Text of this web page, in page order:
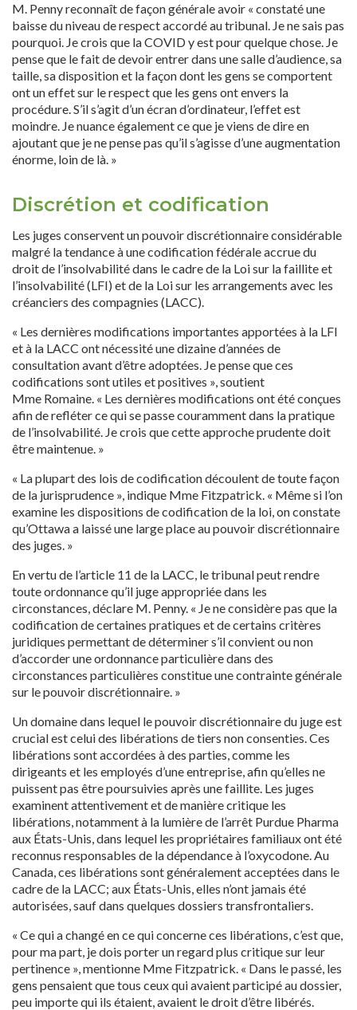
M. Penny reconnaît de façon générale avoir « constaté une
baisse du niveau de respect accordé au tribunal. Je ne sais pas
pourquoi. Je crois que la COVID y est pour quelque chose. Je
pense que le fait de devoir entrer dans une salle d’audience, sa
taille, sa disposition et la façon dont les gens se comportent
ont un effet sur le respect que les gens ont envers la
procédure. S’il s’agit d’un écran d’ordinateur, l’effet est
moindre. Je nuance également ce que je viens de dire en
ajoutant que je ne pense pas qu’il s’agisse d’une augmentation
énorme, loin de là. »
Discrétion et codification
Les juges conservent un pouvoir discrétionnaire considérable
malgré la tendance à une codification fédérale accrue du
droit de l’insolvabilité dans le cadre de la Loi sur la faillite et
l’insolvabilité (LFI) et de la Loi sur les arrangements avec les
créanciers des compagnies (LACC).
« Les dernières modifications importantes apportées à la LFI
et à la LACC ont nécessité une dizaine d’années de
consultation avant d’être adoptées. Je pense que ces
codifications sont utiles et positives », soutient
Mme Romaine. « Les dernières modifications ont été conçues
afin de refléter ce qui se passe couramment dans la pratique
de l’insolvabilité. Je crois que cette approche prudente doit
être maintenue. »
« La plupart des lois de codification découlent de toute façon
de la jurisprudence », indique Mme Fitzpatrick. « Même si l’on
examine les dispositions de codification de la loi, on constate
qu’Ottawa a laissé une large place au pouvoir discrétionnaire
des juges. »
En vertu de l’article 11 de la LACC, le tribunal peut rendre
toute ordonnance qu’il juge appropriée dans les
circonstances, déclare M. Penny. « Je ne considère pas que la
codification de certaines pratiques et de certains critères
juridiques permettant de déterminer s’il convient ou non
d’accorder une ordonnance particulière dans des
circonstances particulières constitue une contrainte générale
sur le pouvoir discrétionnaire. »
Un domaine dans lequel le pouvoir discrétionnaire du juge est
crucial est celui des libérations de tiers non consenties. Ces
libérations sont accordées à des parties, comme les
dirigeants et les employés d’une entreprise, afin qu’elles ne
puissent pas être poursuivies après une faillite. Les juges
examinent attentivement et de manière critique les
libérations, notamment à la lumière de l’arrêt Purdue Pharma
aux États-Unis, dans lequel les propriétaires familiaux ont été
reconnus responsables de la dépendance à l’oxycodone. Au
Canada, ces libérations sont généralement acceptées dans le
cadre de la LACC; aux États-Unis, elles n’ont jamais été
autorisées, sauf dans quelques dossiers transfrontaliers.
« Ce qui a changé en ce qui concerne ces libérations, c’est que,
pour ma part, je dois porter un regard plus critique sur leur
pertinence », mentionne Mme Fitzpatrick. « Dans le passé, les
gens pensaient que tous ceux qui avaient participé au dossier,
peu importe qui ils étaient, avaient le droit d’être libérés.